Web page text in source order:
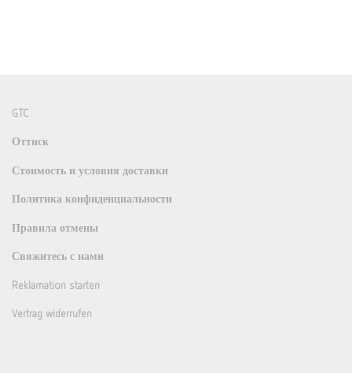
GTC
Оттиск
Стоимость и условия доставки
Политика конфиденциальности
Правила отмены
Свяжитесь с нами
Reklamation starten
Vertrag widerrufen